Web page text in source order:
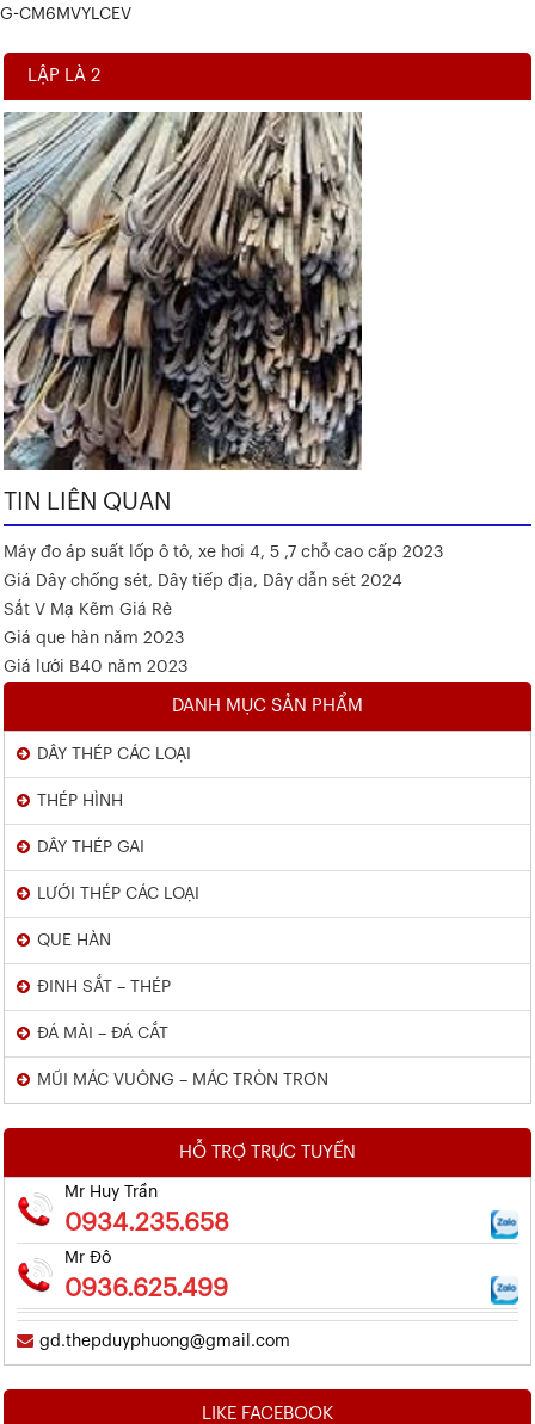
G-CM6MVYLCEV
LẬP LÀ 2
TIN LIÊN QUAN
Máy đo áp suất lốp ô tô, xe hơi 4, 5 ,7 chỗ cao cấp 2023
Giá Dây chống sét, Dây tiếp địa, Dây dẫn sét 2024
Sắt V Mạ Kẽm Giá Rẻ
Giá que hàn năm 2023
Giá lưới B40 năm 2023
DANH MỤC SẢN PHẨM
DÂY THÉP CÁC LOẠI
THÉP HÌNH
DÂY THÉP GAI
LƯỚI THÉP CÁC LOẠI
QUE HÀN
ĐINH SẮT – THÉP
ĐÁ MÀI – ĐÁ CẮT
MŨI MÁC VUÔNG – MÁC TRÒN TRƠN
HỖ TRỢ TRỰC TUYẾN
Mr Huy Trần
0934.235.658
Mr Đô
0936.625.499
gd.thepduyphuong@gmail.com
LIKE FACEBOOK